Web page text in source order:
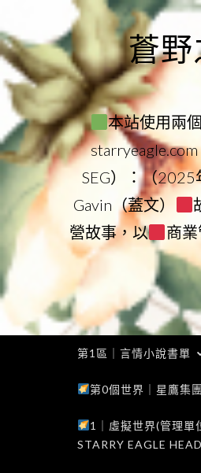
to
content
蒼野
本站使用兩
SEG）：（2025
Gavin（蓋文）
營故事，以
商
第1區｜言情小說書單
第0個世界｜星鷹集
1｜虛擬世界(管理單
STARRY EAGLE